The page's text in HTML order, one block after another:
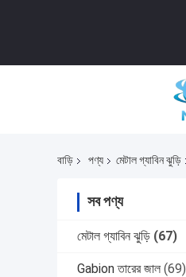
বাড়ি পণ্য মেটাল গ্যাবিন ঝুড়ি
সব পণ্য
মেটাল গ্যাবিন ঝুড়ি (67)
Gabion তারের জাল (69)